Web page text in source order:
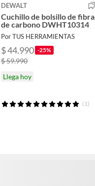
DEWALT
Cuchillo de bolsillo de fibra
de carbono DWHT10314
Por TUS HERRAMIENTAS
$ 44.990 -25%
$ 59.990
Llega hoy
(1)